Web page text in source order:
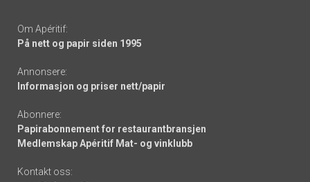
Om Apéritif:
På nett og papir siden 1995
Annonsere:
Informasjon og priser nett/papir
Abonnere:
Papirabonnement for restaurantbransjen
Medlemskap Apéritif Mat- og vinklubb
Kontakt oss: